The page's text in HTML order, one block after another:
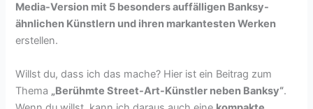
Media-Version mit 5 besonders auffälligen Banksy-
ähnlichen Künstlern und ihren markantesten Werken
erstellen.
Willst du, dass ich das mache? Hier ist ein Beitrag zum
Thema „Berühmte Street-Art-Künstler neben Banksy“.